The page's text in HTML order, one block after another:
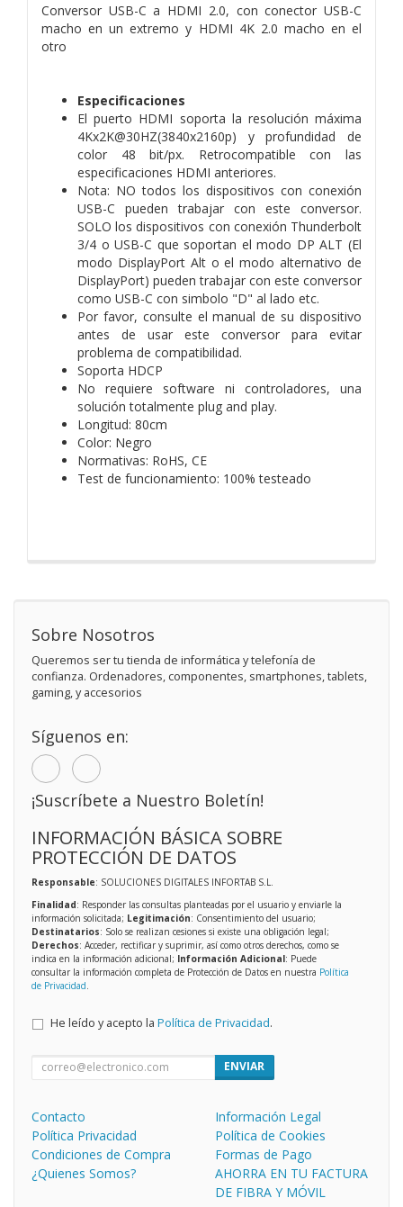
Conversor USB-C a HDMI 2.0, con conector USB-C
macho en un extremo y HDMI 4K 2.0 macho en el
otro
Especificaciones
El puerto HDMI soporta la resolución máxima
4Kx2K@30HZ(3840x2160p) y profundidad de
color 48 bit/px. Retrocompatible con las
especificaciones HDMI anteriores.
Nota: NO todos los dispositivos con conexión
USB-C pueden trabajar con este conversor.
SOLO los dispositivos con conexión Thunderbolt
3/4 o USB-C que soportan el modo DP ALT (El
modo DisplayPort Alt o el modo alternativo de
DisplayPort) pueden trabajar con este conversor
como USB-C con simbolo "D" al lado etc.
Por favor, consulte el manual de su dispositivo
antes de usar este conversor para evitar
problema de compatibilidad.
Soporta HDCP
No requiere software ni controladores, una
solución totalmente plug and play.
Longitud: 80cm
Color: Negro
Normativas: RoHS, CE
Test de funcionamiento: 100% testeado
Sobre Nosotros
Queremos ser tu tienda de informática y telefonía de
confianza. Ordenadores, componentes, smartphones, tablets,
gaming, y accesorios
Síguenos en:
¡Suscríbete a Nuestro Boletín!
INFORMACIÓN BÁSICA SOBRE
PROTECCIÓN DE DATOS
Responsable: SOLUCIONES DIGITALES INFORTAB S.L.
Finalidad: Responder las consultas planteadas por el usuario y enviarle la
información solicitada; Legitimación: Consentimiento del usuario;
Destinatarios: Solo se realizan cesiones si existe una obligación legal;
Derechos: Acceder, rectificar y suprimir, así como otros derechos, como se
indica en la información adicional; Información Adicional: Puede
consultar la información completa de Protección de Datos en nuestra Política
de Privacidad
He leído y acepto la Política de Privacidad.
ENVIAR
Contacto
Información Legal
Política Privacidad
Política de Cookies
Condiciones de Compra
Formas de Pago
¿Quienes Somos?
AHORRA EN TU FACTURA
DE FIBRA Y MÓVIL